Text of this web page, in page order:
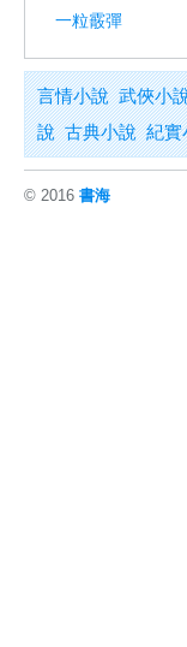
一粒霰彈
言情小說 武俠小
說 古典小說 紀實
© 2016 書海